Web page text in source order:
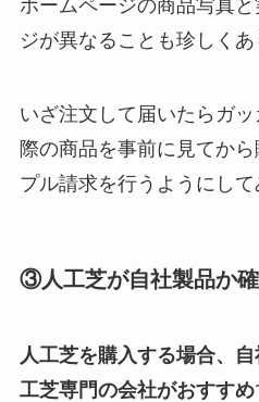
ホームページの商品写真
ジが異なることも珍しくあ
いざ注文して届いたらガ
際の商品を事前に見てか
プル請求を行うようにして
③人工芝が自社製品か
人工芝を購入する場合、
工芝専門の会社がおすすめ